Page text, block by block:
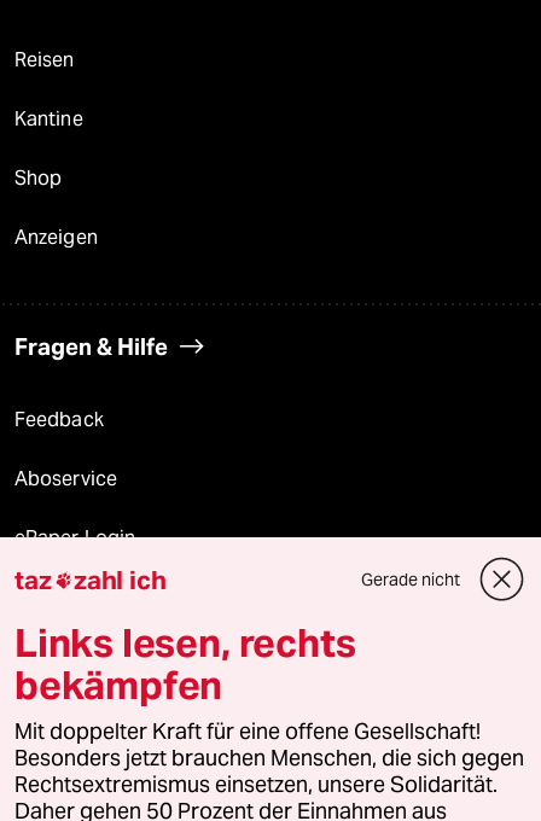
Reisen
Kantine
Shop
Anzeigen
Fragen & Hilfe
Feedback
Aboservice
ePaper Login
Downloads für Abonnierende
© 2026 taz Verlags und Vertriebs GmbH
Alle Rechte vorbehalten. Bei rechtlichen Fragen oder für Genehmigungen
wenden Sie sich bitte an
lizenzen@taz.de
taz zahl ich Gerade nicht
Links lesen, rechts
bekämpfen
Mit doppelter Kraft für eine offene Gesellschaft!
Besonders jetzt brauchen Menschen, die sich gegen
Rechtsextremismus einsetzen, unsere Solidarität.
Daher gehen 50 Prozent der Einnahmen aus